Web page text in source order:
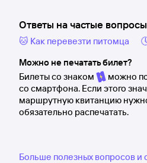
Ответы на частые вопросы
🐱 Как перевезти питомца
Можно не печатать билет?
Билеты со знаком
можно
со смартфона. Если этого
маршрутную квитанцию
обязательно распечатать.
Больше полезных вопросов и